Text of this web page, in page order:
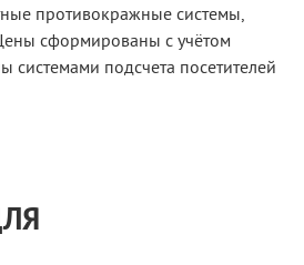
противокражные системы,
сформированы с учётом
системами подсчета посетителей